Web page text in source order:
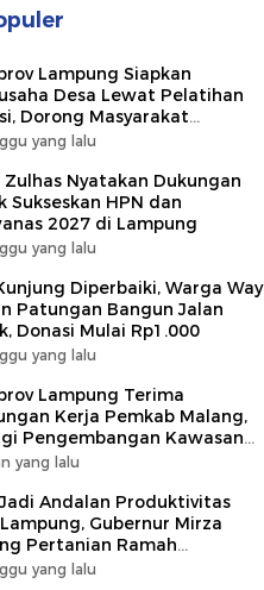
Lampung Siapkan
Desa Lewat Pelatihan
Dorong Masyarakat
Lapangan Kerja
yang lalu
Nyatakan Dukungan
Sukseskan HPN dan
2027 di Lampung
yang lalu
Diperbaiki, Warga Way
Patungan Bangun Jalan
Donasi Mulai Rp1.000
yang lalu
Lampung Terima
Kerja Pemkab Malang,
Pengembangan Kawasan
dan Investasi
yang lalu
Jadi Andalan Produktivitas
Gubernur Mirza
Pertanian Ramah
yang lalu